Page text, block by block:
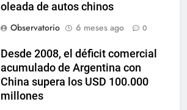
oleada de autos chinos
Observatorio
6 meses ago 0
Desde 2008, el déficit comercial
acumulado de Argentina con
China supera los USD 100.000
millones